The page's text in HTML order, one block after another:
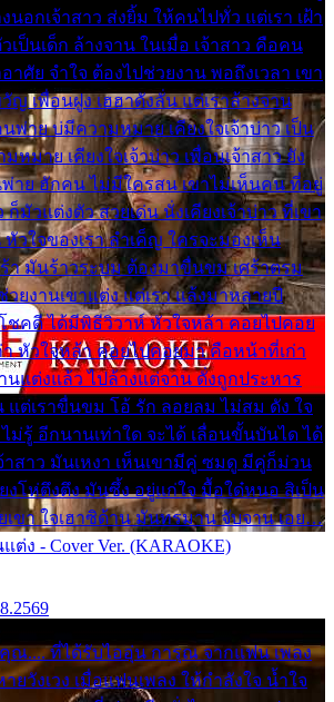
นอกเจ้าสาว ส่งยิ้ม ให้คนไปทั่ว แต่เรา เฝ้า
เป็นเด็ก ล้างจาน ในเมื่อ เจ้าสาว คือคน
าศัย จำใจ ต้องไปช่วยงาน พอถึงเวลา เขา
ญ เพื่อนฝูง เฮฮาดังลั่น แต่เราล้างจาน
นพ่าย บ่มีความหมาย เคียงใจเจ้าบ่าว เป็น
หมาย เคียงใจเจ้าบ่าว เพื่อนเจ้าสาว ยัง
าย ฮักคน ไม่มีใครสน เขาไม่เห็นคน ที่อยู่
ก็มัวแต่งตัว สวยเด่น นั่งเคียงเจ้าบ่าว ที่เขา
หัวใจของเรา ลำเค็ญ ใครจะมองเห็น
า มันร้าวระบม ต้องมาขื่นขม เศร้าตรม
ยงานเขาแต่ง แต่เรา แล้งมาหลายปี
ชคดี ได้มีพิธีวิวาห์ หัวใจหล้า คอยไปคอย
หัวใจหล้า คอยไปคอยมา คือหน้าที่เก่า
นแต่งแล้ว ไปล้างแต่จาน ดั่งถูกประหาร
แต่เราขื่นขม โอ้ รัก ลอยลม ไม่สม ดัง ใจ
ม่รู้ อีกนานเท่าใด จะได้ เลื่อนขั้นบันได ได้
าสาว มันเหงา เห็นเขามีคู่ ซมดู มีคู่ก็ม่วน
งโห่ตึงตึง มันซึ้ง อยู่แก่ใจ มื้อใด๋หนอ สิเป็น
เขา ใจเฮาซิด้าน มันทรมาน จับจาน เอย…
ต่ง - Cover Ver. (KARAOKE)
ณ.... ที่ได้รับไออุ่น การุณ จากแฟน เพลง
ยวังเวง เมื่อแฟนเพลง ให้กำลังใจ น้ำใจ